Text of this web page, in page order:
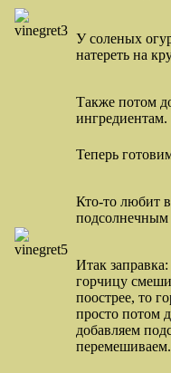
У соленых
натереть на
Также потом
ингредиентам.
Теперь
Кто-то любит
подсолнечным
Итак заправка:
горчицу
поострее, то
просто потом
добавляем
перемешиваем.